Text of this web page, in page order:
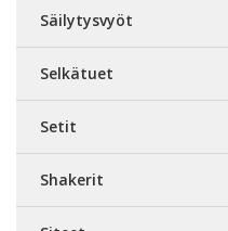
Säilytysvyöt
Selkätuet
Setit
Shakerit